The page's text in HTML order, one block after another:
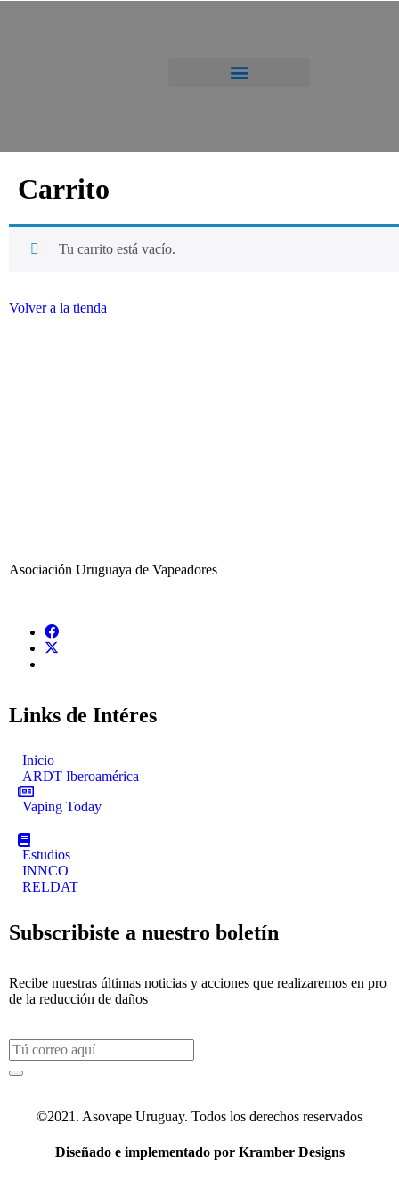
Carrito
Tu carrito está vacío.
Volver a la tienda
Asociación Uruguaya de Vapeadores
Links de Intéres
Inicio
ARDT Iberoamérica
Vaping Today
Estudios
INNCO
RELDAT
Subscribiste a nuestro boletín
Recibe nuestras últimas noticias y acciones que realizaremos en pro
de la reducción de daños
©2021. Asovape Uruguay. Todos los derechos reservados
Diseñado e implementado por Kramber Designs